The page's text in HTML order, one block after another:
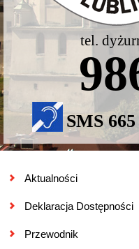
tel.
SMS
Aktualności
Deklaracja Dostępności
Przewodnik